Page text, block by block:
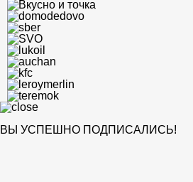
ВЫ УСПЕШНО ПОДПИСАЛИСЬ!